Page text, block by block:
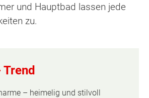
und Hauptbad lassen jede
zu.
Trend
– heimelig und stilvoll